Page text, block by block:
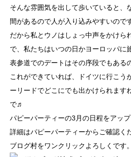
そんな雰囲気を出して歩いていると、
間があるので人が入り込みやすいので
だから私とウノはしょっ中声をかけら
で、私たちはいつの日かヨーロッパに
表参道でのデートはその序段でもある
これができていれば、ドイツに行こう
ーリードでどこにでも出かけられます
で♬
パピーパーティーの3月の日程をアップ
詳細はパピーパーティーからご確認く
ブログ村をワンクリックよろしくです。